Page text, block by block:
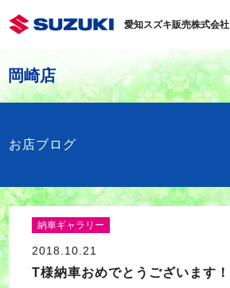
愛知スズキ販売株式会社
岡崎店
お店ブログ
納車ギャラリー
2018.10.21
T様納車おめでとうございます！